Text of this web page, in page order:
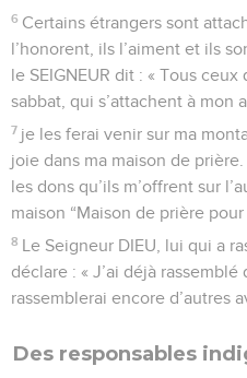
6 Certains étrangers sont
l’honorent, ils l’aiment et ils
le SEIGNEUR dit : « Tous
sabbat, qui s’attachent à mon
7 je les ferai venir sur ma
joie dans ma maison de
les dons qu’ils m’offrent sur
maison “Maison de prière
8 Le Seigneur DIEU, lui qui a
déclare : « J’ai déjà rassemblé
rassemblerai encore d’autres
Des responsables